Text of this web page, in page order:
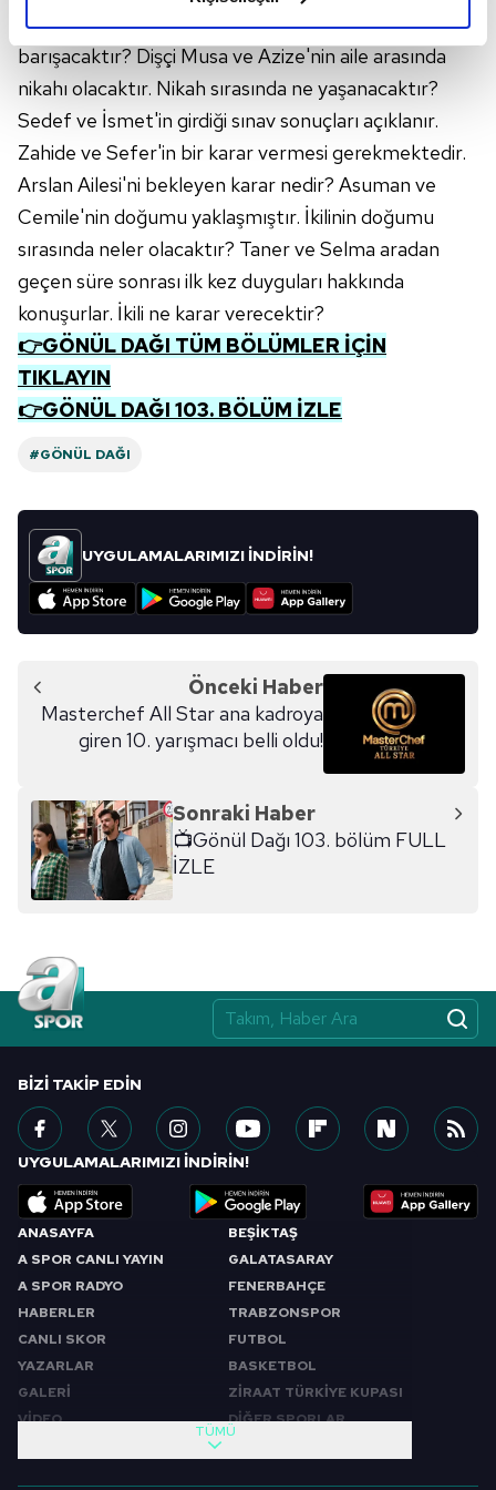
elimizden gelen çabayı gösterdiğimizi ve bu noktada,
kalemimiz olduğunu sizlere hatırlatmak isteriz.
Her halükârda, kullanıcılar, bu çerezlere izin vermedikleri
takdirde, kullanıcılara hedefli reklamlar
Sizlere daha iyi bir hizmet sunabilmek için İnternet
Sitemizde kendimize ve üçüncü kişilere ait çerezler
kullanılmaktadır. Bu çerezler vasıtasıyla çeşitli kişisel
verileriniz işlenmekte olup gerekli olan çerezler bilgi
toplumu hizmetlerinin sunulması amacıyla
kullanılmaktadır. Diğer çerezler, sitemizin daha işlevsel
kılınması ve kişiselleştirilmesi ve sizlere yönelik
reklam/pazarlama faaliyetlerinin yapılması, amaçlarıyla
vasıtasıyla belirleyebilirsiniz. Çerezlere ilişkin detaylı bilgi
için Ayarlar butonuna tıklayabilir,
Çerez Bilgilendirme
Metnimizi
6698 sayılı Kişisel Verilerin Korunması Kanunu uyarınca
ilgili mevzuata uygun olarak kullanılan çerezlerle ilgili bilgi
almak için lütfen
tıklayınız
Ramazan'ın arası bozulur. Amcaoğulları nasıl
barışacaktır? Dişçi Musa ve Azize'nin aile arasında
nikahı olacaktır. Nikah sırasında ne yaşanacaktır?
Sedef ve İsmet'in girdiği sınav sonuçları açıklanır.
Zahide ve Sefer'in bir karar vermesi gerekmektedir.
Arslan Ailesi'ni bekleyen karar nedir? Asuman ve
Cemile'nin doğumu yaklaşmıştır. İkilinin doğumu
sırasında neler olacaktır? Taner ve Selma aradan
geçen süre sonrası ilk kez duyguları hakkında
konuşurlar. İkili ne karar verecektir?
👉GÖNÜL DAĞI TÜM BÖLÜMLER İÇİN
TIKLAYIN
👉GÖNÜL DAĞI 103. BÖLÜM İZLE
#GÖNÜL DAĞI
UYGULAMALARIMIZI İNDİRİN!
Önceki Haber
Masterchef All Star ana kadroya
giren 10. yarışmacı belli oldu!
Sonraki Haber
📺Gönül Dağı 103. bölüm FULL
İZLE
ANASAYFA
A SPOR CANLI YAYIN
A SPOR RADYO
HABERLER
CANLI SKOR
YAZARLAR
GALERİ
VİDEO
BEŞİKTAŞ
GALATASARAY
FENERBAHÇE
TRABZONSPOR
FUTBOL
BASKETBOL
ZİRAAT TÜRKİYE KUPASI
DİĞER SPORLAR
TÜMÜ
BIZI TAKIP EDIN
UYGULAMALARIMIZI İNDİRİN!